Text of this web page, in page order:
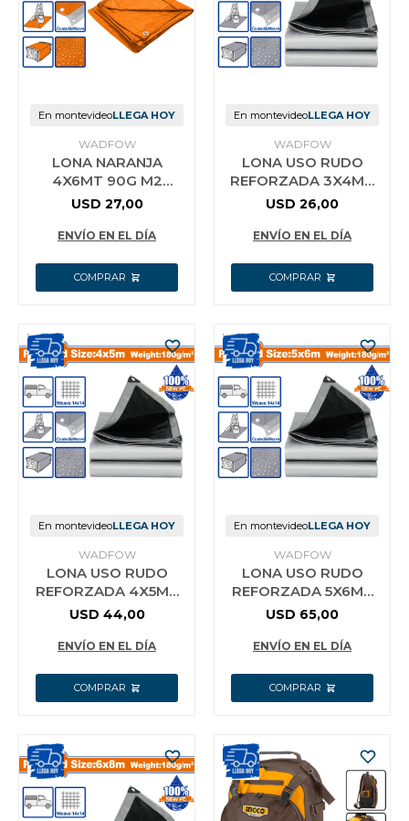
En montevideoLLEGA HOY
WADFOW
LONA NARANJA
4X6MT 90G M2
IMPERMEABLE
USD 27,00
ENVÍO EN EL DÍA
En montevideoLLEGA HOY
WADFOW
LONA USO RUDO
REFORZADA 3X4MT
180G M2 WADFOW
USD 26,00
ENVÍO EN EL DÍA
En montevideoLLEGA HOY
WADFOW
LONA USO RUDO
REFORZADA 4X5MT
180G M2 WADFOW
USD 44,00
ENVÍO EN EL DÍA
En montevideoLLEGA HOY
WADFOW
LONA USO RUDO
REFORZADA 5X6MT
180G/M2 WADFOW
USD 65,00
ENVÍO EN EL DÍA